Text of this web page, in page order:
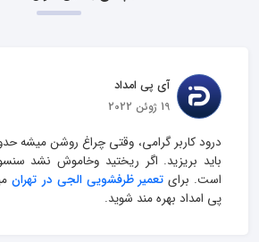
آی پی امداد
19 ژوئن 2022
درود کاربر گرامی، وقتی چراغ روشن میشه
باید بریزید. اگر ریختید وخاموش نشد
است. برای تعمیر ظرفشویی الجی در تهران
پی امداد بهره مند شوید.